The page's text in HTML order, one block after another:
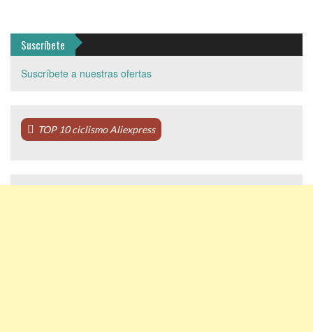
Suscríbete
Suscríbete a nuestras ofertas
TOP 10 ciclismo Aliexpress